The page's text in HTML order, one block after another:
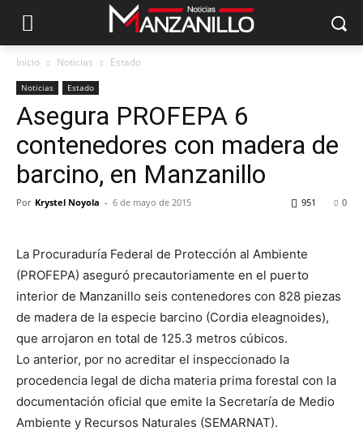
Inicio Noticias Estado
Noticias Estado
Asegura PROFEPA 6
contenedores con madera de
barcino, en Manzanillo
Por Krystel Noyola - 6 de mayo de 2015 0
951
La Procuraduría Federal de Protección al Ambiente
(PROFEPA) aseguró precautoriamente en el puerto
interior de Manzanillo seis contenedores con 828 piezas
de madera de la especie barcino (Cordia eleagnoides),
que arrojaron en total de 125.3 metros cúbicos.
Lo anterior, por no acreditar el inspeccionado la
procedencia legal de dicha materia prima forestal con la
documentación oficial que emite la Secretaría de Medio
Ambiente y Recursos Naturales (SEMARNAT).